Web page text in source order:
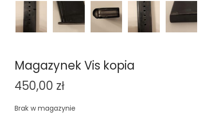
Magazynek Vis kopia
450,00 zł
Brak w magazynie